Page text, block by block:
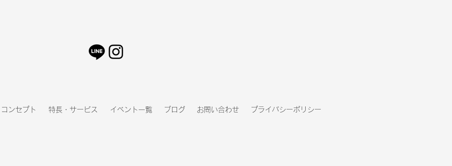
コンセプト 特長・サービス イベント一覧 ブログ お問い合わせ プライバシーポリシー